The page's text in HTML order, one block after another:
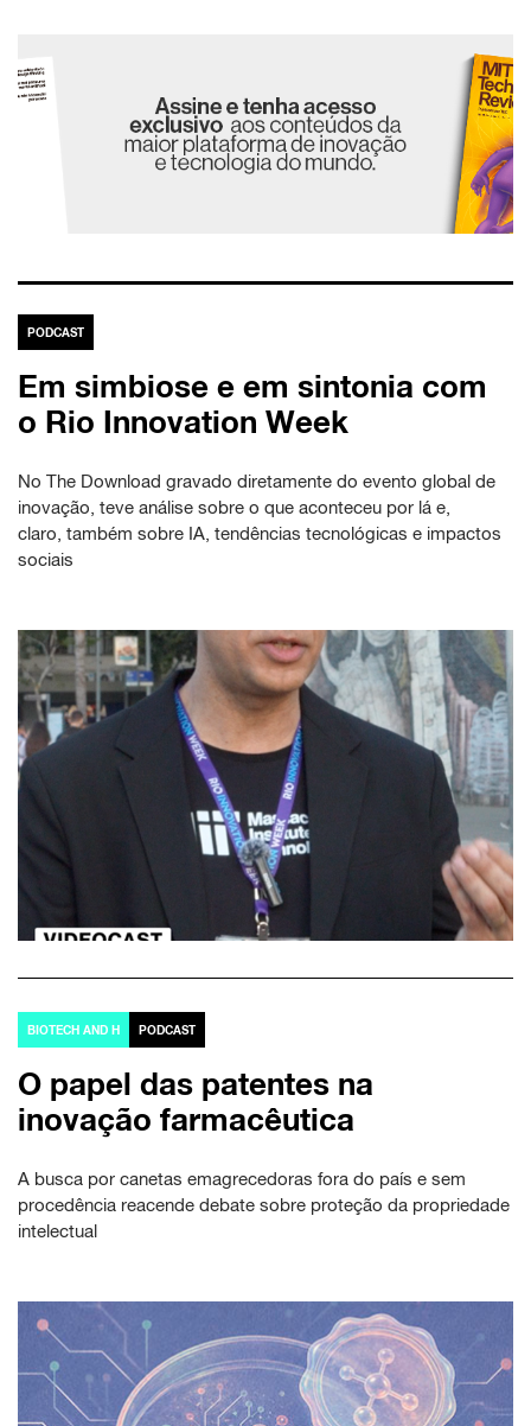
PODCAST
Em simbiose e em sintonia com
o Rio Innovation Week
No The Download gravado diretamente do evento global de
inovação, teve análise sobre o que aconteceu por lá e,
claro, também sobre IA, tendências tecnológicas e impactos
sociais
BIOTECH AND H PODCAST
O papel das patentes na
inovação farmacêutica
A busca por canetas emagrecedoras fora do país e sem
procedência reacende debate sobre proteção da propriedade
intelectual